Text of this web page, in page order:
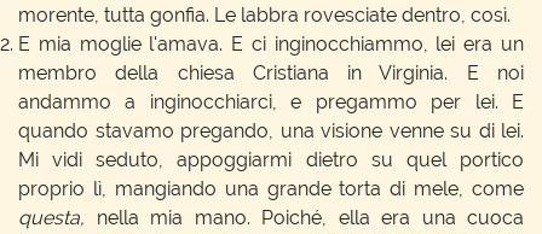
morente, tutta gonfia. Le labbra rovesciate dentro, così.
E mia moglie l'amava. E ci inginocchiammo, lei era un
membro della chiesa Cristiana in Virginia. E noi
andammo a inginocchiarci, e pregammo per lei. E
quando stavamo pregando, una visione venne su di lei.
Mi vidi seduto, appoggiarmi dietro su quel portico
proprio lì, mangiando una grande torta di mele, come
questa, nella mia mano. Poiché, ella era una cuoca